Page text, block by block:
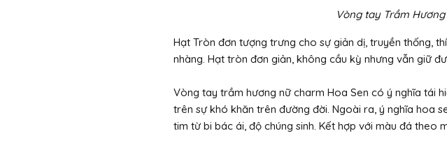
Vòng tay Trầm
Hạt Tròn đơn tượng trưng cho sự giản dị, truyền thống,
nhàng. Hạt tròn đơn giản, không cầu kỳ nhưng vẫn giữ
Vòng tay trầm hương nữ charm Hoa Sen có ý nghĩa tái
trên sự khó khăn trên đường đời. Ngoài ra, ý nghĩa hoa
tim từ bi bác ái, độ chúng sinh. Kết hợp với màu đá theo